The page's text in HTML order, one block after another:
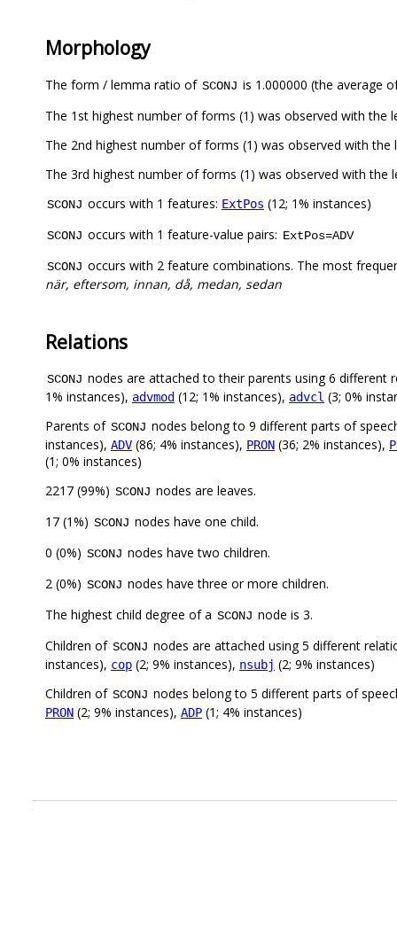
Morphology
The form / lemma ratio of SCONJ is 1.000000 (the average
The 1st highest number of forms (1) was observed with the
The 2nd highest number of forms (1) was observed with the
The 3rd highest number of forms (1) was observed with the
SCONJ occurs with 1 features: ExtPos (12; 1% instances)
SCONJ occurs with 1 feature-value pairs: ExtPos=ADV
SCONJ occurs with 2 feature combinations. The most
när, eftersom, innan, då, medan, sedan
Relations
SCONJ nodes are attached to their parents using 6 different
1% instances), advmod (12; 1% instances), advcl (3; 0%
Parents of SCONJ nodes belong to 9 different parts of
instances), ADV (86; 4% instances), PRON (36; 2% instances),
(1; 0% instances)
2217 (99%) SCONJ nodes are leaves.
17 (1%) SCONJ nodes have one child.
0 (0%) SCONJ nodes have two children.
2 (0%) SCONJ nodes have three or more children.
The highest child degree of a SCONJ node is 3.
Children of SCONJ nodes are attached using 5 different
instances), cop (2; 9% instances), nsubj (2; 9% instances)
Children of SCONJ nodes belong to 5 different parts of
PRON (2; 9% instances), ADP (1; 4% instances)
.